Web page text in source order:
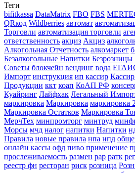
Теги
bifitkassa DataMatrix FBO FBS
QRкод Wildberries автомат
Торговли автоматизация торговли
ответственность акциз Акциз
Алкогольная Отчетность алкомаркет
Безалкогольные Напитки Безрозницы
Советы блокчейн вендинг вода
Импорт инструкция ип кассир
Продукции ккт коап КоАП РФ
Куайринг Лайфхак Легальный
маркировка Маркировка маркировка
Маркировка Остатков Маркировка
МерчТех минпромторг минтруд
Морсы мчд налог напитки Напитки
Правила новые правила нпа нпд
онлайн кассы офд пиво применение
прослеживаемость размен рар ратк
реестр фн ресторан риск розница